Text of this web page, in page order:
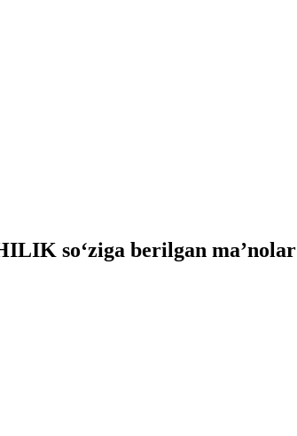
so‘ziga berilgan ma’nolar